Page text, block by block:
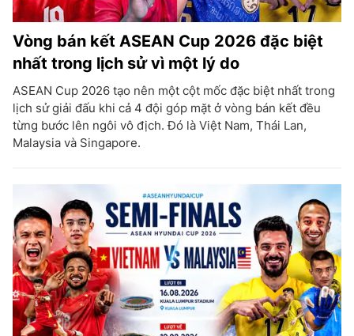
Vòng bán kết ASEAN Cup 2026 đặc biệt
nhất trong lịch sử vì một lý do
ASEAN Cup 2026 tạo nên một cột mốc đặc biệt nhất trong
lịch sử giải đấu khi cả 4 đội góp mặt ở vòng bán kết đều
từng bước lên ngôi vô địch. Đó là Việt Nam, Thái Lan,
Malaysia và Singapore.